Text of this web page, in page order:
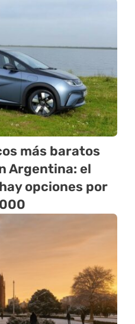
más baratos
Argentina: el
opciones por